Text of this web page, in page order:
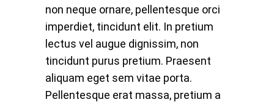
non neque ornare, pellentesque orci
imperdiet, tincidunt elit. In pretium
lectus vel augue dignissim, non
tincidunt purus pretium. Praesent
aliquam eget sem vitae porta.
Pellentesque erat massa, pretium a